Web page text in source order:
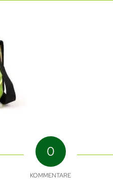
0
KOMMENTARE